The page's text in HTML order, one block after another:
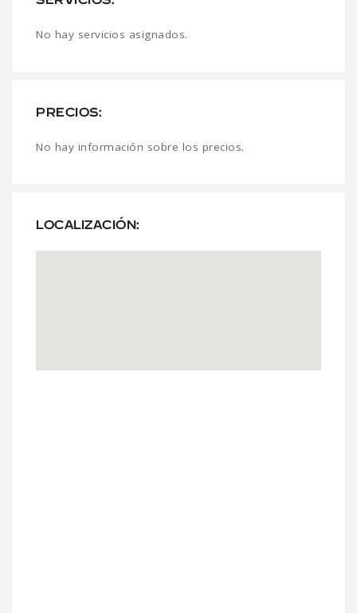
No hay servicios asignados.
PRECIOS:
No hay información sobre los precios.
LOCALIZACIÓN: